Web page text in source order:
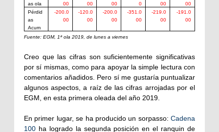
as ola
00
00
00
0
00
00
Pérdid
as
Acum
-200.0
00
-120.0
00
-200.0
00
-351.0
00
-219.0
00
-191.0
00
Fuente: EGM, 1ª ola 2019, de lunes a viernes
Creo que las cifras son suficientemente significativas
por sí mismas, como para apoyar la simple lectura con
comentarios añadidos. Pero sí me gustaría puntualizar
algunos aspectos, a raíz de las cifras arrojadas por el
EGM, en esta primera oleada del año 2019.
En primer lugar, se ha producido un sorpasso: Cadena
100 ha logrado la segunda posición en el ranquin de